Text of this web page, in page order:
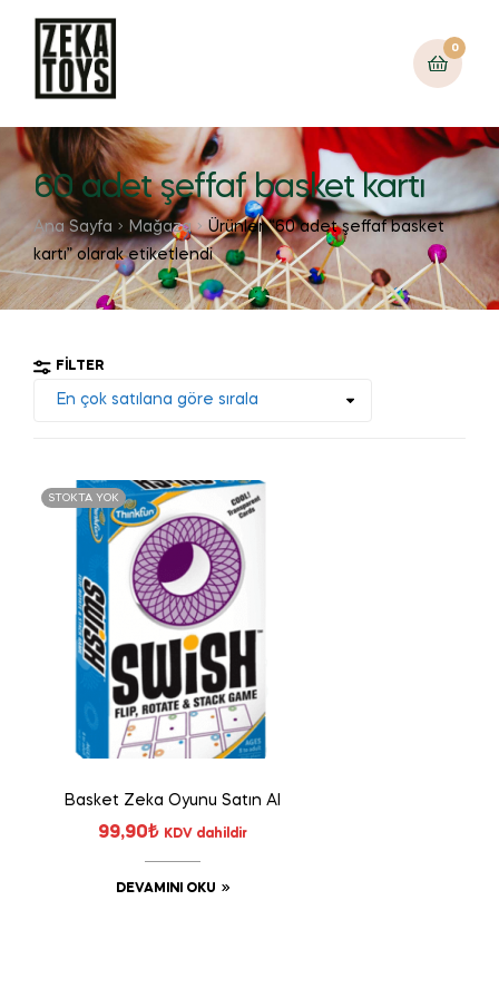
0
60 adet şeffaf basket kartı
Ana Sayfa Mağaza
Ürünler “60 adet şeffaf basket
kartı” olarak etiketlendi
FILTER
STOKTA YOK
Basket Zeka Oyunu Satın Al
99,90₺ KDV dahildir
DEVAMINI OKU